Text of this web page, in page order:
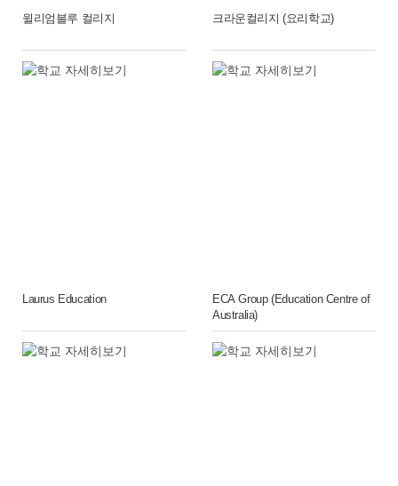
윌리엄블루 컬리지 크라운컬리지 (요리학교)
Laurus Education
ECA Group (Education Centre of
Australia)